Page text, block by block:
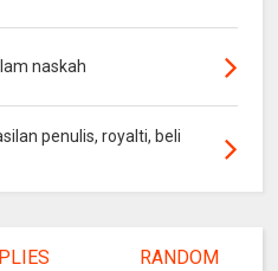
naskah
penulis, royalti, beli
RANDOM